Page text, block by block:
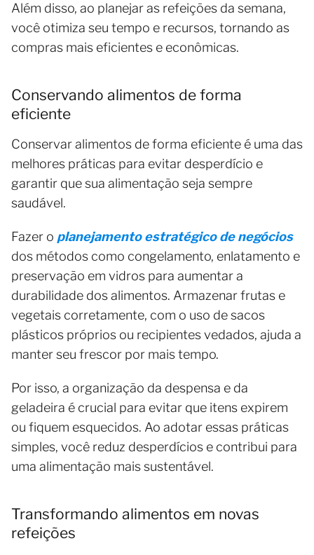
Além disso, ao planejar as refeições da semana,
você otimiza seu tempo e recursos, tornando as
compras mais eficientes e econômicas.
Conservando alimentos de forma
eficiente
Conservar alimentos de forma eficiente é uma das
melhores práticas para evitar desperdício e
garantir que sua alimentação seja sempre
saudável.
Fazer o planejamento estratégico de negócios
dos métodos como congelamento, enlatamento e
preservação em vidros para aumentar a
durabilidade dos alimentos. Armazenar frutas e
vegetais corretamente, com o uso de sacos
plásticos próprios ou recipientes vedados, ajuda a
manter seu frescor por mais tempo.
Por isso, a organização da despensa e da
geladeira é crucial para evitar que itens expirem
ou fiquem esquecidos. Ao adotar essas práticas
simples, você reduz desperdícios e contribui para
uma alimentação mais sustentável.
Transformando alimentos em novas
refeições